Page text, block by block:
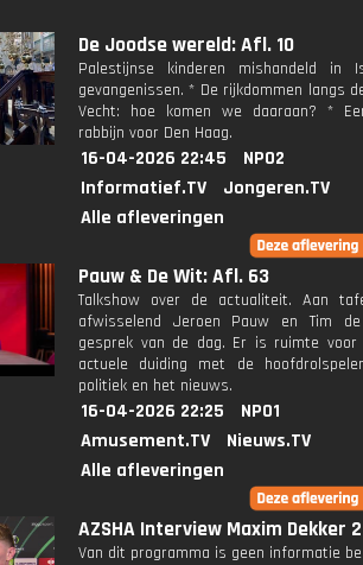
De Joodse wereld: Afl. 10
Palestijnse kinderen mishandeld in
gevangenissen. * De rijkdommen langs
Vecht: hoe komen we daaraan? *
rabbijn voor Den Haag.
16-04-2026 22:45
NPO2
Informatief.TV
Jongeren.TV
Alle afleveringen
Pauw & De Wit: Afl. 63
Talkshow over de actualiteit. Aan
afwisselend Jeroen Pauw en Tim
gesprek van de dag. Er is ruimte
actuele duiding met de
politiek en het nieuws.
16-04-2026 22:25
NPO1
Amusement.TV
Nieuws.TV
Alle afleveringen
AZSHA Interview Maxim Dekker
Van dit programma is geen informatie